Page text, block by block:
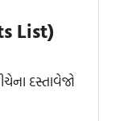
List)
દસ્તાવેજો